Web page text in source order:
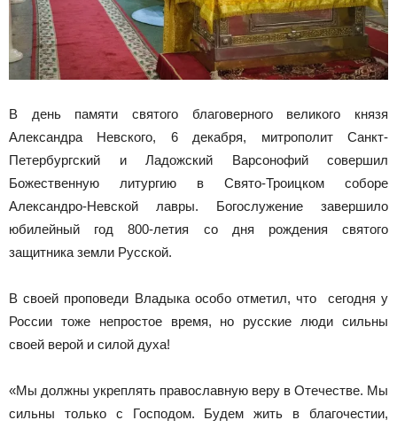
В день памяти святого благоверного великого князя
Александра Невского, 6 декабря, митрополит Санкт-
Петербургский и Ладожский Варсонофий совершил
Божественную литургию в Свято-Троицком соборе
Александро-Невской лавры. Богослужение завершило
юбилейный год 800-летия со дня рождения святого
защитника земли Русской.
В своей проповеди Владыка особо отметил, что сегодня у
России тоже непростое время, но русские люди сильны
своей верой и силой духа!
«Мы должны укреплять православную веру в Отечестве. Мы
сильны только с Господом. Будем жить в благочестии,